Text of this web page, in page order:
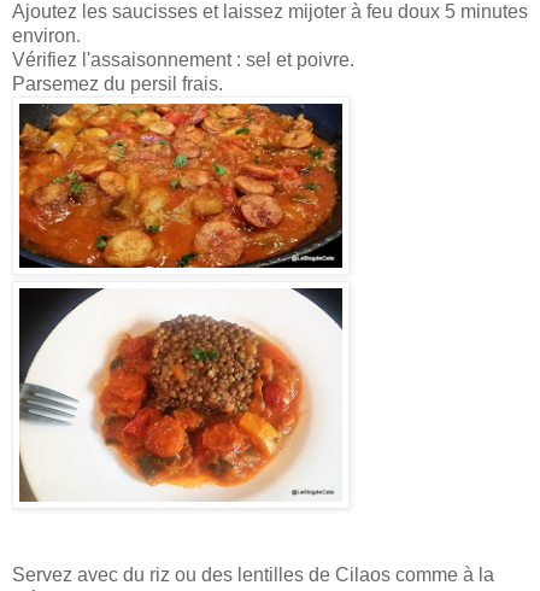
Ajoutez les saucisses et laissez mijoter à feu doux 5 minutes
environ.
Vérifiez l'assaisonnement : sel et poivre.
Parsemez du persil frais.
Servez avec du riz ou des lentilles de Cilaos comme à la